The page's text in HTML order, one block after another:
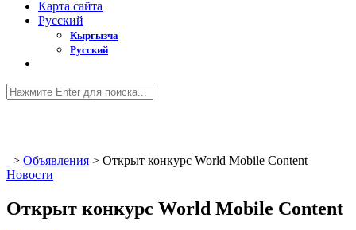
Карта сайта
Русский
Кыргызча
Русский
> Объявления > Открыт конкурс World Mobile Content
Новости
Открыт конкурс World Mobile Content